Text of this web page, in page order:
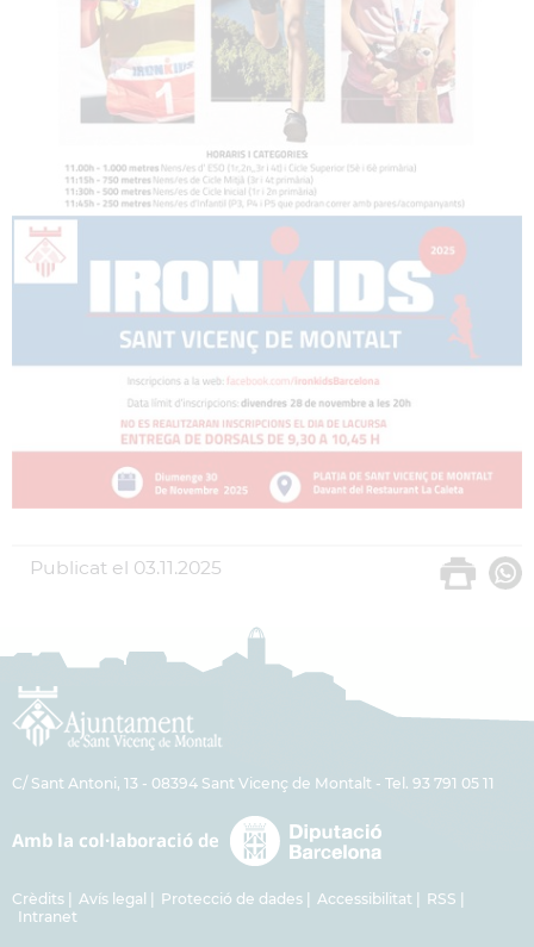
Publicat el 03.11.2025
C/ Sant Antoni, 13 - 08394 Sant Vicenç de Montalt - Tel. 93 791 05 11
Crèdits Avís legal Protecció de dades Accessibilitat
RSS
Intranet